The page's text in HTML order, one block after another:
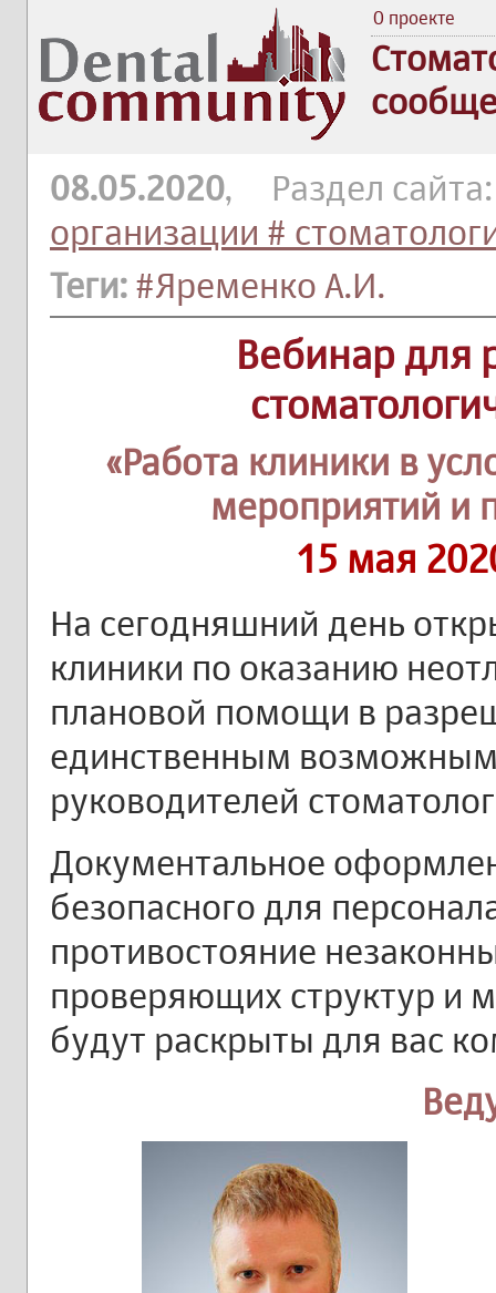
О проекте
08.05.2020, Раздел
организации #
Теги: #Яременко А.И.
Вебинар для
«Работа клиники в
мероприятий и
15 мая
На сегодняшний день
клиники по оказанию
плановой помощи в
единственным
руководителей
Документальное
безопасного для
противостояние
проверяющих структур и
будут раскрыты для вас